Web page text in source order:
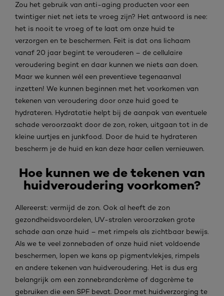
Zou het gebruik van anti-aging producten voor een
twintiger niet net iets te vroeg zijn? Het antwoord is nee:
het is nooit te vroeg of te laat om onze huid te
verzorgen en te beschermen. Feit is dat ons lichaam
vanaf 20 jaar begint te verouderen – de cellulaire
veroudering begint en daar kunnen we niets aan doen.
Maar we kunnen wél een preventieve tegenaanval
inzetten! We kunnen beginnen met het voorkomen van
tekenen van veroudering door onze huid goed te
hydrateren. Hydratatie helpt bij de aanpak van eventuele
schade veroorzaakt door de zon, roken, uitgaan tot in de
kleine uurtjes en junkfood. Door de huid te hydrateren
bescherm je de huid en kan deze haar cellen vernieuwen.
Hoe kunnen we de tekenen van
huidveroudering voorkomen?
Allereerst: vermijd de zon. Ook al heeft de zon
gezondheidsvoordelen, UV-stralen veroorzaken grote
schade aan onze huid – met rimpels als zichtbaar bewijs.
Als we te veel zonnebaden of onze huid niet voldoende
beschermen, lopen we kans op pigmentvlekjes, rimpels
en andere tekenen van huidveroudering. Het is dus erg
belangrijk om een zonnebrandcrème of dagcrème te
gebruiken die een SPF bevat. Door met huidverzorging te